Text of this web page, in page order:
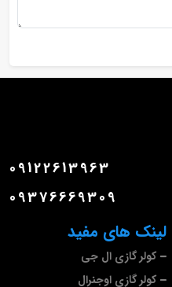
لینک های مفید
کولر گازی ال جی
کولر گازی اوجنرال
09122613963
09376669309